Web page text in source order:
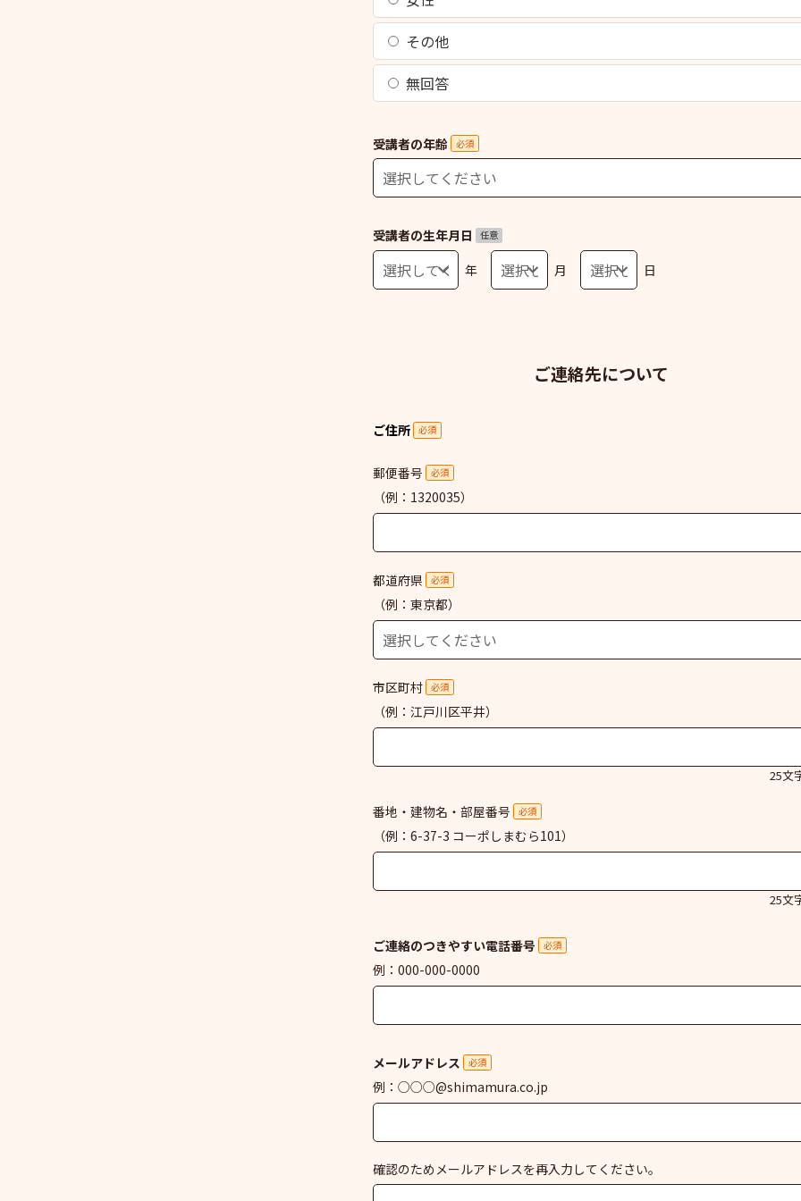
その他
無回答
受講者の年齢 必須
受講者の生年月日 任意
年 月 日
ご連絡先について
ご住所 必須
郵便番号 必須
（例：1320035）
都道府県 必須
（例：東京都）
市区町村 必須
（例：江戸川区平井）
25文
番地・建物名・部屋番号 必須
（例：6-37-3 コーポしまむら101）
25文
ご連絡のつきやすい電話番号 必須
例：000-000-0000
メールアドレス 必須
例：○○○@shimamura.co.jp
確認のためメールアドレスを再入力してください。